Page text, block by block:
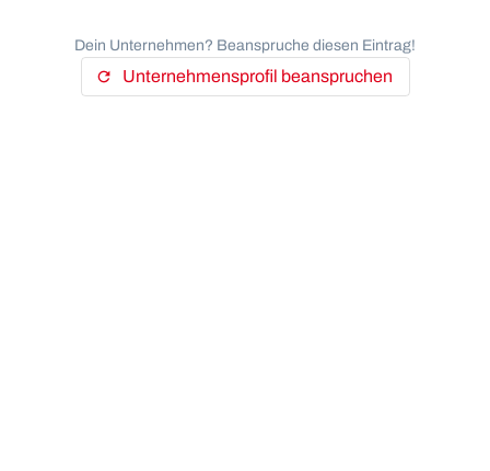
Dein Unternehmen? Beanspruche diesen Eintrag!
refresh Unternehmensprofil beanspruchen